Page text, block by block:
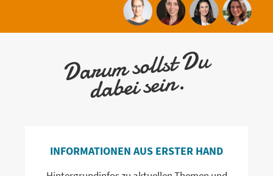
Darum sollst Du
dabei sein.
INFORMATIONEN AUS ERSTER HAND